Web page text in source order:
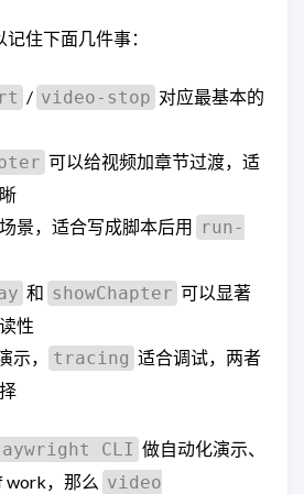
住下面几件事：
/ video-stop 对应最基本的
可以给视频加章节过渡，适
景，适合写成脚本后用 run-
和 showChapter 可以显著
性
示， tracing 适合调试，两者
CLI 做自动化演示、
work，那么 video